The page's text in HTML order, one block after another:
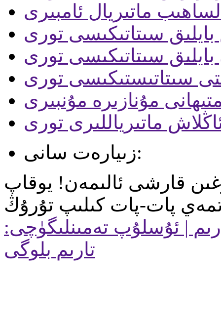
ماتىريال ئامبىرى
سىتاتىكىسى تورى
سىتاتىكىسى تورى
سىتاتىستىكىسى تورى
مۇنازىرە مۇنبىرى
ماتىرياللىرى تورى
زىيارەت سانى:
قارشى ئالىمەن! يوقاپ
| ئۇسلۇپ تەمىنلىگۈچى:
تارىم بلوگى